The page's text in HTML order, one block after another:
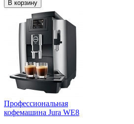
В корзину
Профессиональная
кофемашина Jura WE8